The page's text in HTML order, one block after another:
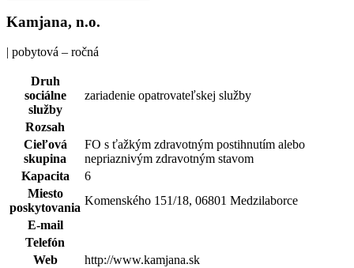
Kamjana, n.o.
| pobytová – ročná
Druh
sociálne
služby
zariadenie opatrovateľskej služby
Rozsah
Cieľová
skupina
FO s ťažkým zdravotným postihnutím alebo
nepriaznivým zdravotným stavom
Kapacita
6
Miesto
poskytovania
Komenského 151/18, 06801 Medzilaborce
E-mail
Telefón
Web
http://www.kamjana.sk